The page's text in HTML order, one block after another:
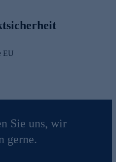
EU
Sie uns, wir
gerne.